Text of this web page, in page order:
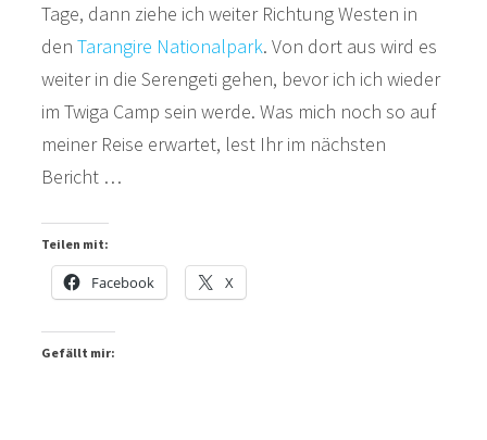
Tage, dann ziehe ich weiter Richtung Westen in
denTarangire Nationalpark. Von dort aus wird es
weiter in die Serengeti gehen, bevor ich ich wieder
im Twiga Camp sein werde. Was mich noch so auf
meiner Reise erwartet, lest Ihr im nächsten
Bericht …
Teilen mit:
Facebook X
Gefällt mir: